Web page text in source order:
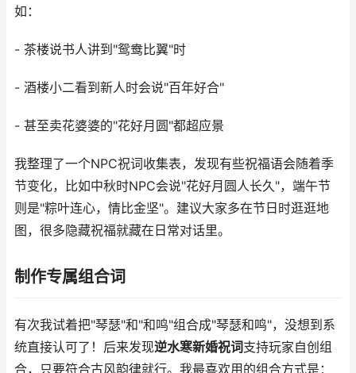
如：
- 茶楼说书人讲到"鸳鸯比翼"时
- 酒楼小二看到新人时会说"百年好合"
- 甚至卖花婆婆的"花好月圆"都超应景
我整理了一个NPC祝词收集表，发现有些祝福语会随着季
节变化，比如中秋时NPC会说"花好月圆人长久"，端午节
则是"粽叶连心，情比金坚"。建议大家多在节日时逛逛地
图，很多隐藏祝福就藏在日常对话里。
制作专属组合词
有次我试着把"琴瑟"和"和鸣"组合成"琴瑟和鸣"，没想到系
统直接认可了！后来发现逆水寒新婚祝词支持玩家自创组
合，只要符合古风韵律就行。我最喜欢用的组合方式是：